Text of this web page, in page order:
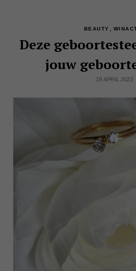
BEAUTY
Deze
jouw
19 APRIL 2023